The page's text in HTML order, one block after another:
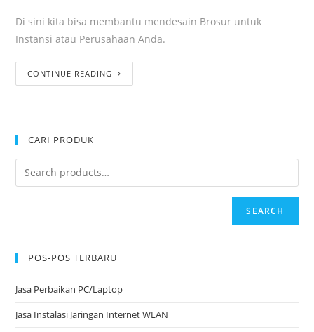
Di sini kita bisa membantu mendesain Brosur untuk
Instansi atau Perusahaan Anda.
CONTINUE READING
CARI PRODUK
SEARCH
POS-POS TERBARU
Jasa Perbaikan PC/Laptop
Jasa Instalasi Jaringan Internet WLAN